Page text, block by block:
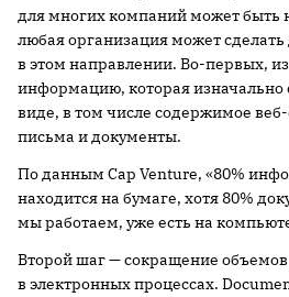
для многих компаний может быть
любая организация может
в этом направлении. Во-первых,
информацию, которая изначально
виде, в том числе содержимое
письма и документы.
По данным Cap Venture, «80%
находится на бумаге, хотя 80%
мы работаем, уже есть на
Второй шаг — сокращение
в электронных процессах.